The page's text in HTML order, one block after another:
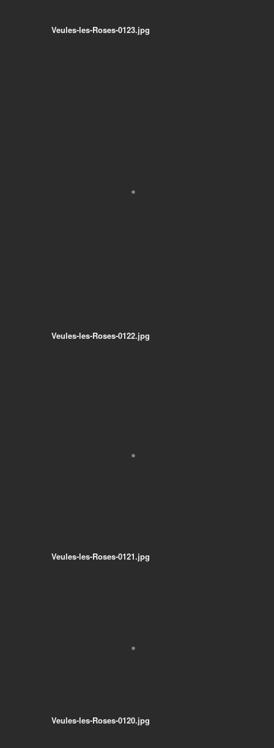
Veules-les-Roses-0123.jpg
Veules-les-Roses-0122.jpg
Veules-les-Roses-0121.jpg
Veules-les-Roses-0120.jpg